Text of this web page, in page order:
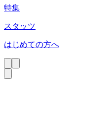
特集
スタッツ
はじめての方へ